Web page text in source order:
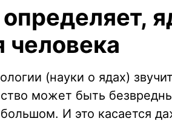
человека
(науки о ядах)
может быть
И это касается